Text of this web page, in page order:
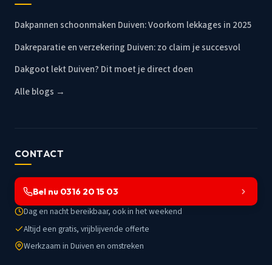
Dakpannen schoonmaken Duiven: Voorkom lekkages in 2025
Dakreparatie en verzekering Duiven: zo claim je succesvol
Dakgoot lekt Duiven? Dit moet je direct doen
Alle blogs →
CONTACT
Bel nu 0316 20 15 03
Dag en nacht bereikbaar, ook in het weekend
Altijd een gratis, vrijblijvende offerte
Werkzaam in Duiven en omstreken